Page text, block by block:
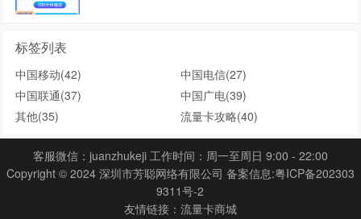
标签列表
中国移动(42) 中国电信(27)
中国联通(37) 中国广电(39)
其他(35) 流量卡攻略(40)
客服微信：juanzhukeji 工作时间：周一至周日 9:00 - 22:00
Copyright © 2024 深圳市芳聪网络有限公司 备案信息:粤ICP备202303
9311号-2
友情链接： 流量卡商城